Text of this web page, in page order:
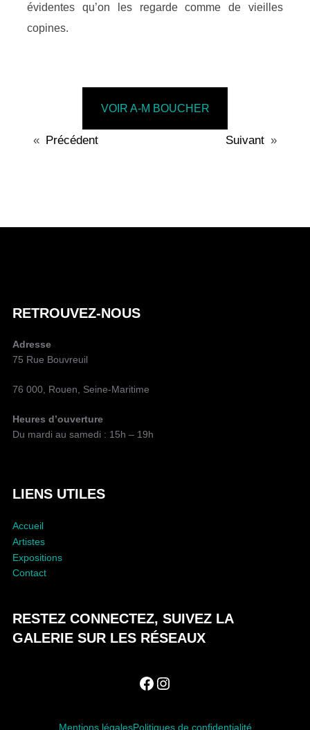
évidentes qu’on les regarde comme de vieilles
copines.
« Précédent
VOIR A-M BOUCHER
Suivant »
U
E
A
P
B
I
C
I
O
RETROUVEZ-NOUS
Adresse
75 Rue Bouvreuil
76 000, Rouen, Seine-Maritime
Heures d’ouverture
Du mardi au samedi : 15h – 19h
LIENS UTILES
Accueil
Artistes
Expositions
Contact
RESTEZ CONNECTEZ, SUIVEZ LA
GALERIE SUR LES RÉSEAUX
Facebook
Instagram
Mentions légalesPolitiques de confidentialité